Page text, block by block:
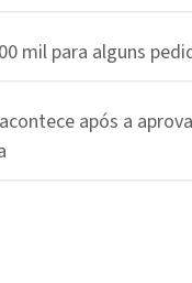
mil para alguns
após a